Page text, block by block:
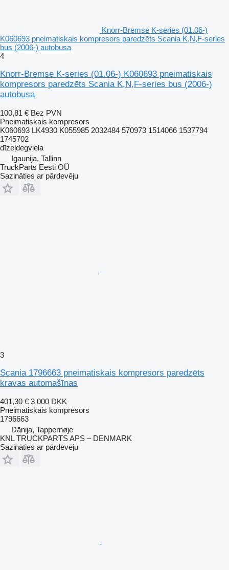
Knorr-Bremse K-series (01.06-)
K060693 pneimatiskais kompresors paredzēts Scania K,N,F-series
bus (2006-) autobusa
4
Knorr-Bremse K-series (01.06-) K060693 pneimatiskais
kompresors paredzēts Scania K,N,F-series bus (2006-)
autobusa
100,81 € Bez PVN
Pneimatiskais kompresors
K060693 LK4930 K055985 2032484 570973 1514066 1537794
1745702
dīzeļdegviela
Igaunija, Tallinn
TruckParts Eesti OÜ
Sazināties ar pārdevēju
3
Scania 1796663 pneimatiskais kompresors paredzēts
kravas automašīnas
401,30 € 3 000 DKK
Pneimatiskais kompresors
1796663
Dānija, Tappernøje
KNL TRUCKPARTS APS – DENMARK
Sazināties ar pārdevēju